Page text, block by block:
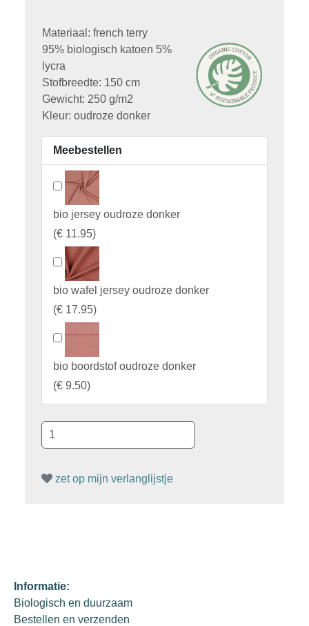
Materiaal: french terry
95% biologisch katoen 5%
lycra
Stofbreedte: 150 cm
Gewicht: 250 g/m2
Kleur: oudroze donker
Meebestellen
bio jersey oudroze donker
(€ 11.95)
bio wafel jersey oudroze donker
(€ 17.95)
bio boordstof oudroze donker
(€ 9.50)
zet op mijn verlanglijstje
Informatie:
Biologisch en duurzaam
Bestellen en verzenden